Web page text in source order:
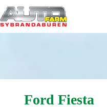
naar
de
inhoud
Ford Fiesta